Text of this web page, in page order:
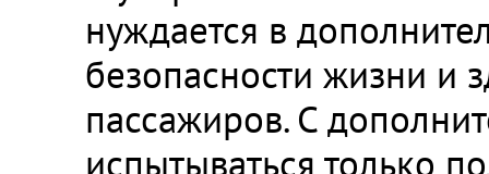
нуждается в
безопасности жизни и
пассажиров. С
испытываться только